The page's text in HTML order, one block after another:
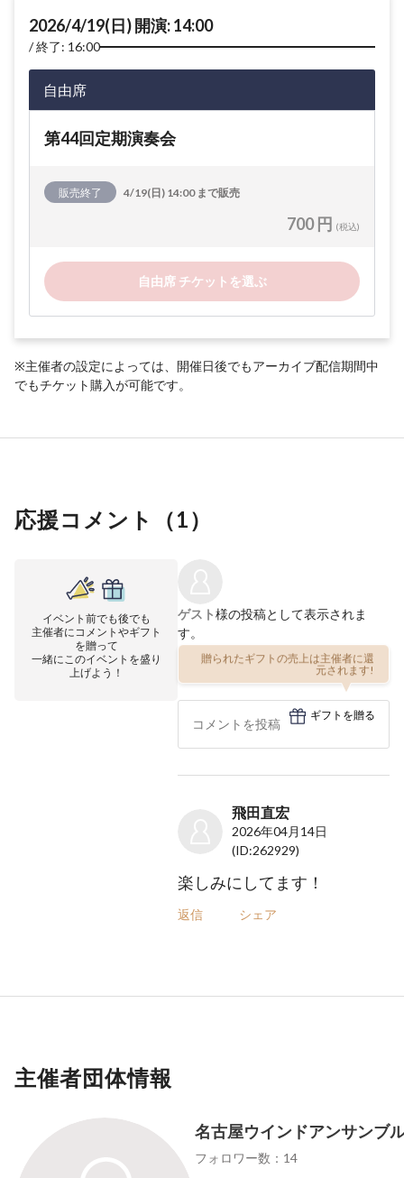
2026/4/19(日) 開演: 14:00
終了: 16:00
自由席
第44回定期演奏会
販売終了 4/19(日) 14:00 まで販売
700 円 (税込)
自由席 チケットを選ぶ
※主催者の設定によっては、開催日後でもアーカイブ配信期間中
でもチケット購入が可能です。
応援コメント（1）
イベント前でも後でも
主催者にコメントやギフト
を贈って
一緒にこのイベントを盛り
上げよう！
ゲスト様の投稿として表示されま
す。
贈られたギフトの売上は主催者に還
元されます!
ギフトを贈る
飛田直宏
2026年04月14日
(ID:262929)
楽しみにしてます！
返信 シェア
主催者団体情報
名古屋ウインドアンサンブ
フォロワー数：14